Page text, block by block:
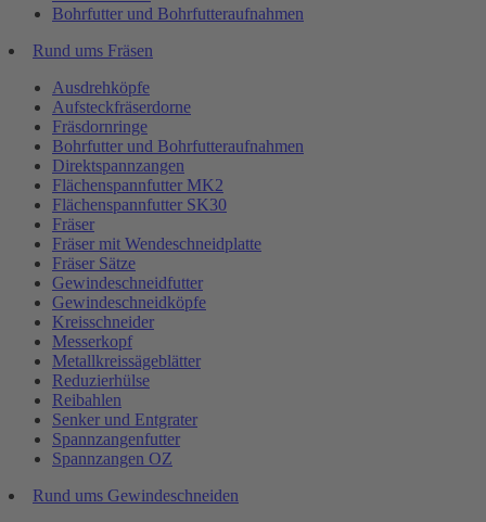
Bohrfutter und Bohrfutteraufnahmen
Rund ums Fräsen
Ausdrehköpfe
Aufsteckfräserdorne
Fräsdornringe
Bohrfutter und Bohrfutteraufnahmen
Direktspannzangen
Flächenspannfutter MK2
Flächenspannfutter SK30
Fräser
Fräser mit Wendeschneidplatte
Fräser Sätze
Gewindeschneidfutter
Gewindeschneidköpfe
Kreisschneider
Messerkopf
Metallkreissägeblätter
Reduzierhülse
Reibahlen
Senker und Entgrater
Spannzangenfutter
Spannzangen OZ
Rund ums Gewindeschneiden